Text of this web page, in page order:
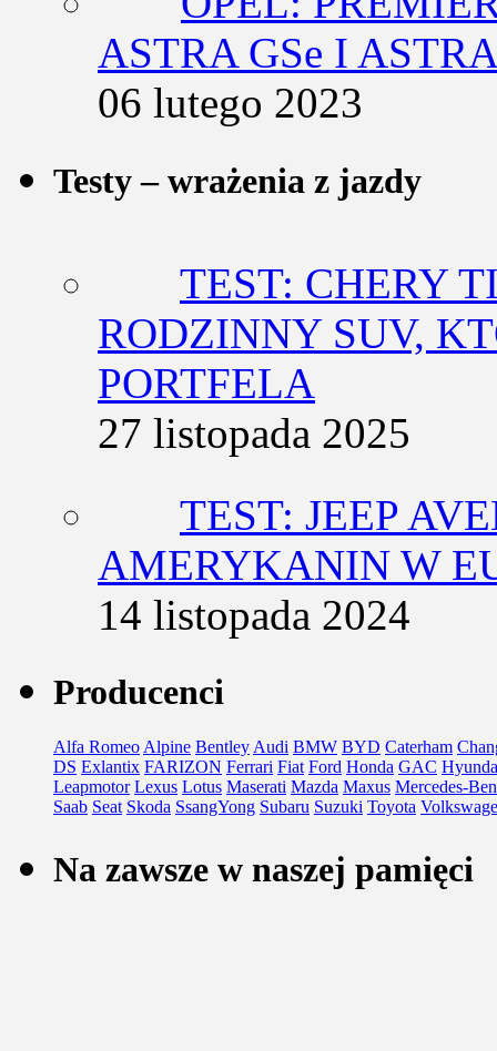
ASTRA GSe I
06 lutego 2023
Testy – wrażenia z jazdy
TEST: CHERY
RODZINNY SUV,
PORTFELA
27 listopada 2025
TEST: JEEP
AMERYKANIN W
14 listopada 2024
Producenci
Alfa Romeo Alpine Bentley Audi BMW BYD Caterham
DS Exlantix FARIZON Ferrari Fiat Ford Honda GAC
Leapmotor Lexus Lotus Maserati Mazda Maxus Mercedes-
Saab Seat Skoda SsangYong Subaru Suzuki Toyota
Na zawsze w naszej pamięci